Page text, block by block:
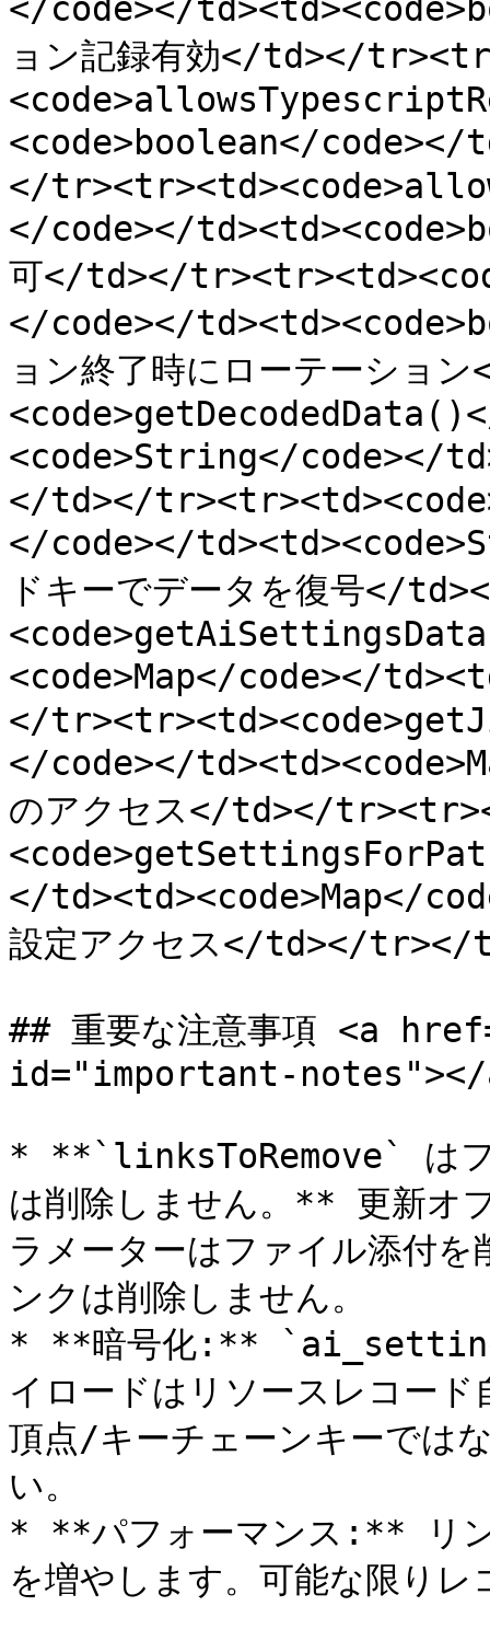
</code></
ョン記録有効</td></
<code>boolean</
</
</code></
可</td></
</code></
ョン終了時にローテーシ
<code>String</code></
</td></
</code></
ドキーでデータを復号</
<code>Map</code></
</
</code></
のアクセス</td></
</td><td><code>Map</
設定アクセス</td></
## 重要な注意事項 <a
id="important-notes"></
* **`linksToRemove` はフ
は削除しません。** 更新
ラメーターはファイル添付
ンクは削除しません。
* **暗号化:**
イロードはリソースレコー
頂点/キーチェーンキーでは
い。
* **パフォーマンス:** リン
を増やします。可能な限り